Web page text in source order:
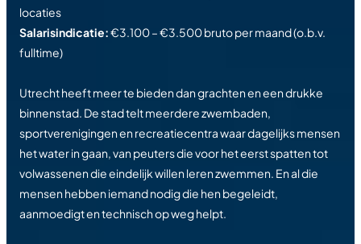
locaties
Salarisindicatie:€3.100 – €3.500 bruto per maand (o.b.v.
fulltime)
Utrecht heeft meer te bieden dan grachten en een drukke
binnenstad. De stad telt meerdere zwembaden,
sportverenigingen en recreatiecentra waar dagelijks mensen
het water in gaan, van peuters die voor het eerst spatten tot
volwassenen die eindelijk willen leren zwemmen. En al die
mensen hebben iemand nodig die hen begeleidt,
aanmoedigt en technisch op weg helpt.